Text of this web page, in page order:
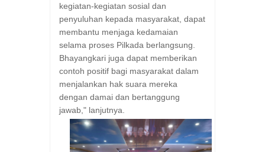
kegiatan-kegiatan sosial dan
penyuluhan kepada masyarakat, dapat
membantu menjaga kedamaian
selama proses Pilkada berlangsung.
Bhayangkari juga dapat memberikan
contoh positif bagi masyarakat dalam
menjalankan hak suara mereka
dengan damai dan bertanggung
jawab," lanjutnya.